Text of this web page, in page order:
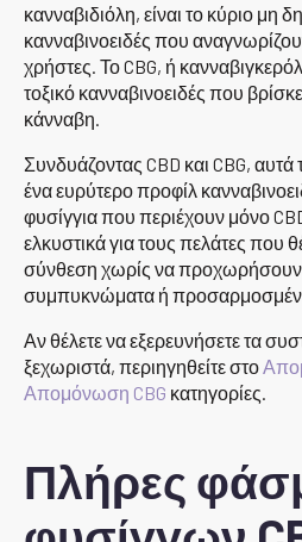
κανναβιδιόλη, είναι το κύριο μη
κανναβινοειδές που
χρήστες. Το CBG, ή
τοξικό κανναβινοειδές που
κάνναβη.
Συνδυάζοντας CBD και CBG,
ένα ευρύτερο προφίλ
φυσίγγια που περιέχουν μόνο
ελκυστικά για τους πελάτες που
σύνθεση χωρίς να προχωρήσουν
συμπυκνώματα ή
Αν θέλετε να εξερευνήσετε τα
ξεχωριστά, περιηγηθείτε στο
Απομόνωση CBG κατηγορίες.
Πλήρες